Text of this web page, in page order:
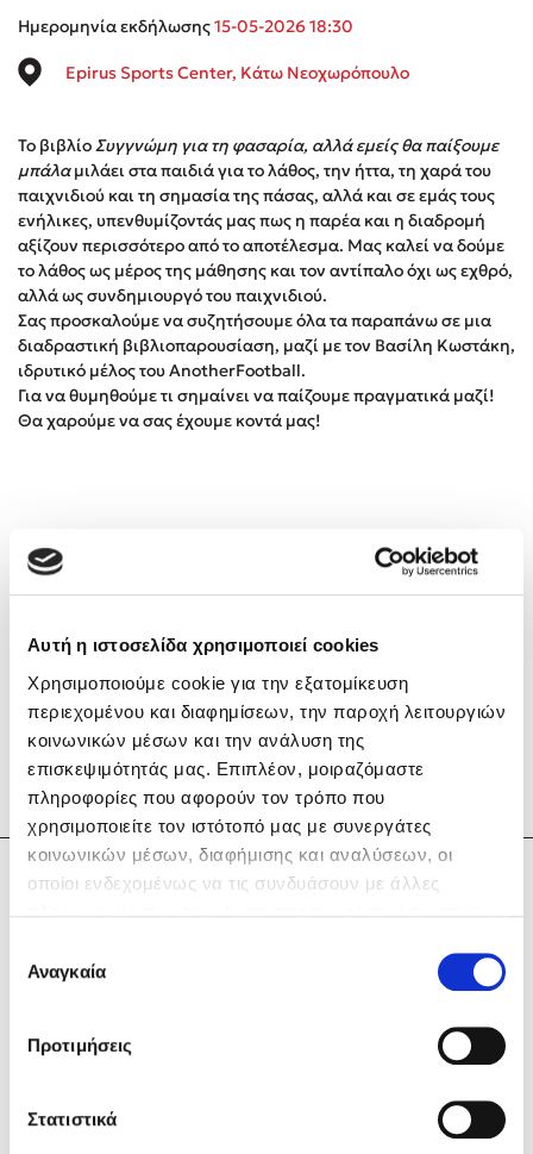
Αυτή η ιστοσελίδα χρησιμοποιεί cookies
Χρησιμοποιούμε cookie για την εξατομίκευση
περιεχομένου και διαφημίσεων, την παροχή λειτουργιών
κοινωνικών μέσων και την ανάλυση της
επισκεψιμότητάς μας. Επιπλέον, μοιραζόμαστε
πληροφορίες που αφορούν τον τρόπο που
χρησιμοποιείτε τον ιστότοπό μας με συνεργάτες
κοινωνικών μέσων, διαφήμισης και αναλύσεων, οι
οποίοι ενδεχομένως να τις συνδυάσουν με άλλες
των υπηρεσιών τους. Αν συνεχίσετε να χρησιμοποιείτε
την ιστοσελίδα μας, συναινείτε στη χρήση των cookies
συγκατάθεσης
Αναγκαία
Προτιμήσεις
Στατιστικά
Κώστας Κρομμύδας
Το λιμάνι μου είσαι εσύ
Ιωάννης Γλωσσόπουλος
Ένας γίγαντας στο σχολείο
Mel Robbins
Η μέθοδος Αφήστε τους
Παύλος Καστανάς
Ημερομηνία εκδήλωσης15-05-2026 18:30
Epirus Sports Center, Κάτω Νεοχωρόπουλο
Το βιβλίοΣυγγνώμη για τη φασαρία, αλλά εμείς θα παίξουμε
μπάλαμιλάει στα παιδιά για το λάθος, την ήττα, τη χαρά του
παιχνιδιού και τη σημασία της πάσας, αλλά και σε εμάς τους
ενήλικες, υπενθυμίζοντάς μας πως η παρέα και η διαδρομή
αξίζουν περισσότερο από το αποτέλεσμα. Μας καλεί να δούμε
το λάθος ως μέρος της μάθησης και τον αντίπαλο όχι ως εχθρό,
αλλά ως συνδημιουργό του παιχνιδιού.
Σας προσκαλούμε να συζητήσουμε όλα τα παραπάνω σε μια
διαδραστική βιβλιοπαρουσίαση, μαζί με τον Βασίλη Κωστάκη,
ιδρυτικό μέλος του AnotherFootball.
Για να θυμηθούμε τι σημαίνει να παίζουμε πραγματικά μαζί!
Θα χαρούμε να σας έχουμε κοντά μας!
Βασίλης Κωστάκης
Ο Βασίλης Κωστάκης είναι καθηγητής πανεπιστημίου. Αλλά